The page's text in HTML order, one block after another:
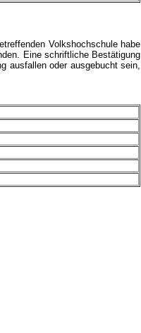
Volkshochschule habe
Eine schriftliche Bestätigung
ausfallen oder ausgebucht sein,